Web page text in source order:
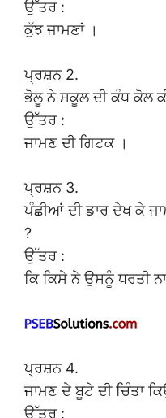
ਉੱਤਰ :
ਕੁੱਝ ਜਾਮਣਾਂ ।
ਪ੍ਰਸ਼ਨ 2.
ਭੋਲੂ ਨੇ ਸਕੂਲ ਦੀ ਕੰਧ ਕੋਲ
ਉੱਤਰ :
ਜਾਮਣ ਦੀ ਗਿਟਕ ।
ਪ੍ਰਸ਼ਨ 3.
ਪੰਛੀਆਂ ਦੀ ਡਾਰ ਦੇਖ ਕੇ
?
ਉੱਤਰ :
ਕਿ ਕਿਸੇ ਨੇ ਉਸਨੂੰ ਧਰਤੀ
ਪ੍ਰਸ਼ਨ 4.
ਜਾਮਣ ਦੇ ਬੂਟੇ ਦੀ ਚਿੰਤਾ
ਉੱਤਰ :